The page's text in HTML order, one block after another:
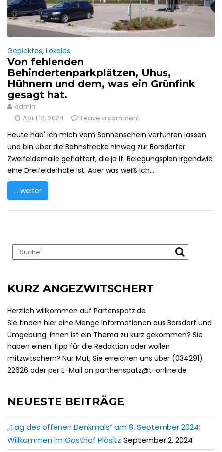
Gepicktes, Lokales
Von fehlenden
Behindertenparkplätzen, Uhus,
Hühnern und dem, was ein Grünfink
gesagt hat.
admin
April 12, 2024
Leave a comment
Heute hab' ich mich vom Sonnenschein verführen lassen
und bin über die Bahnstrecke hinweg zur Borsdorfer
Zweifelderhalle geflattert, die ja lt. Belegungsplan irgendwie
eine Dreifelderhalle ist. Aber was weiß ich...
... weiter
KURZ ANGEZWITSCHERT
Herzlich willkommen auf Partenspatz.de
Sie finden hier eine Menge Informationen aus Borsdorf und
Umgebung. Ihnen ist ein Thema zu kurz gekommen? Sie
haben einen Tipp für die Redaktion oder wollen
mitzwitschern? Nur Mut, Sie erreichen uns über (034291)
22626 oder per E-Mail an parthenspatz@t-online.de
NEUESTE BEITRÄGE
„Tag des offenen Denkmals” am 8. September 2024:
Willkommen im Gasthof Plösitz September 2, 2024